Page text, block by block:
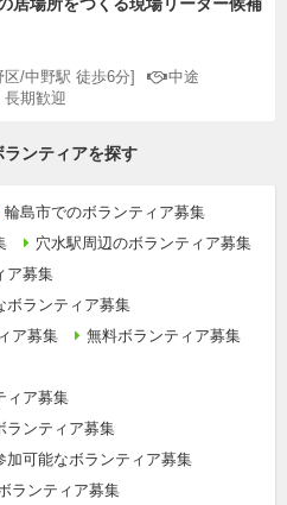
/中野駅 徒歩6分]
中途
長期歓迎
ンティアを探す
輪島市でのボランティア募集
穴水駅周辺のボランティア募集
ア募集
ボランティア募集
ア募集
無料ボランティア募集
ィア募集
ランティア募集
加可能なボランティア募集
ランティア募集